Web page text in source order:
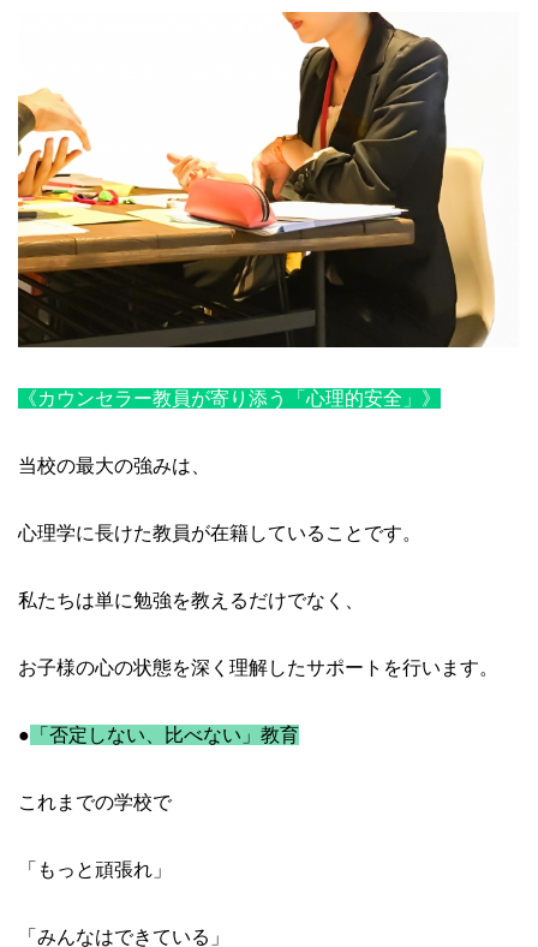
《カウンセラー教員が寄り添う「心理的安全」》
当校の最大の強みは、
心理学に長けた教員が在籍していることです。
私たちは単に勉強を教えるだけでなく、
お子様の心の状態を深く理解したサポートを行います。
● 「否定しない、比べない」教育
これまでの学校で
「もっと頑張れ」
「みんなはできている」